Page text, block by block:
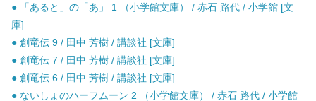
● 「あると」の「あ」 1 （小学館文庫） / 赤石 路代 / 小学館 [文
庫]
● 創竜伝 9 / 田中 芳樹 / 講談社 [文庫]
● 創竜伝 7 / 田中 芳樹 / 講談社 [文庫]
● 創竜伝 6 / 田中 芳樹 / 講談社 [文庫]
● ないしょのハーフムーン 2 （小学館文庫） / 赤石 路代 / 小学館